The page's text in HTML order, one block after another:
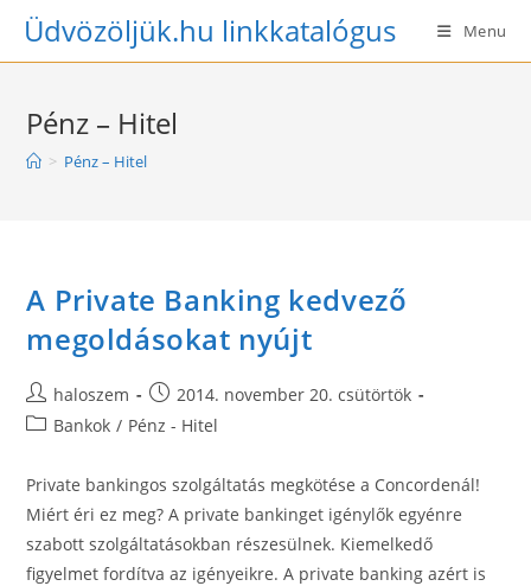
SkipÜdvözöljük.hu linkkatalógus Menu
Pénz – Hitel
> Pénz – Hitel
A Private Banking kedvező
megoldásokat nyújt
Post
author:
haloszem
Post
published:
2014. november 20. csütörtök
PostBankok / Pénz - Hitel
Private bankingos szolgáltatás megkötése a Concordenál!
Miért éri ez meg? A private bankinget igénylők egyénre
szabott szolgáltatásokban részesülnek. Kiemelkedő
figyelmet fordítva az igényeikre. A private banking azért is